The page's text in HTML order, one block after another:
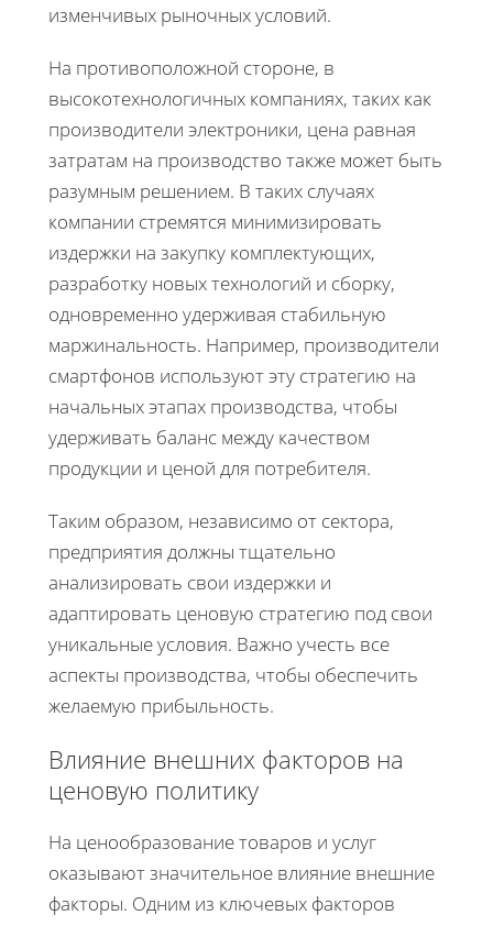
изменчивых рыночных условий.
На противоположной стороне, в
высокотехнологичных компаниях, таких как
производители электроники, цена равная
затратам на производство также может быть
разумным решением. В таких случаях
компании стремятся минимизировать
издержки на закупку комплектующих,
разработку новых технологий и сборку,
одновременно удерживая стабильную
маржинальность. Например, производители
смартфонов используют эту стратегию на
начальных этапах производства, чтобы
удерживать баланс между качеством
продукции и ценой для потребителя.
Таким образом, независимо от сектора,
предприятия должны тщательно
анализировать свои издержки и
адаптировать ценовую стратегию под свои
уникальные условия. Важно учесть все
аспекты производства, чтобы обеспечить
желаемую прибыльность.
Влияние внешних факторов на
ценовую политику
На ценообразование товаров и услуг
оказывают значительное влияние внешние
факторы. Одним из ключевых факторов